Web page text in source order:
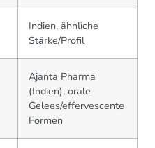
Indien, ähnliche
Stärke/Profil
Ajanta Pharma
(Indien), orale
Gelees/effervescente
Formen